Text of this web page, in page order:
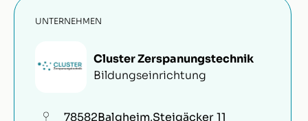
UNTERNEHMEN
Cluster Zerspanungstechnik
Bildungseinrichtung
78582Balgheim,Steigäcker 11